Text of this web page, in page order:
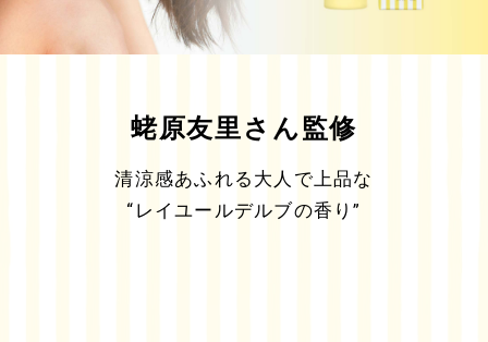
蛯原友里さん監修
清涼感あふれる大人で上品な
“レイユールデルブの香り”